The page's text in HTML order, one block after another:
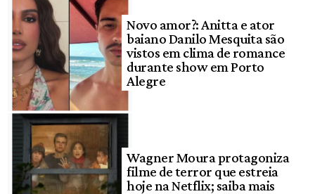
Novo amor?: Anitta e ator
baiano Danilo Mesquita são
vistos em clima de romance
durante show em Porto
Alegre
Wagner Moura protagoniza
filme de terror que estreia
hoje na Netflix; saiba mais